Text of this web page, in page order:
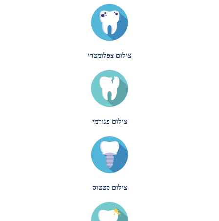
צילום צפלומטרי
צילום פנורמי
צילום סטטוס